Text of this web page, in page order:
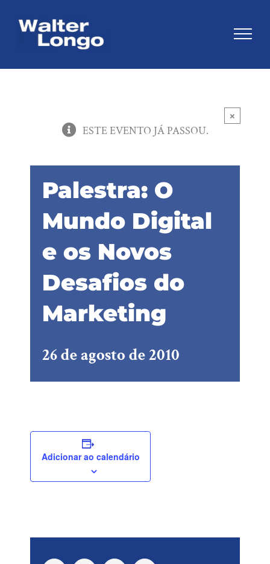
×
ESTE EVENTO JÁ PASSOU.
Palestra: O
Mundo Digital
e os Novos
Desafios do
Marketing
26 de agosto de 2010
Adicionar ao calendário